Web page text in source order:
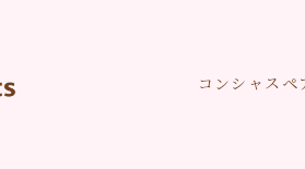
コンシャスペ